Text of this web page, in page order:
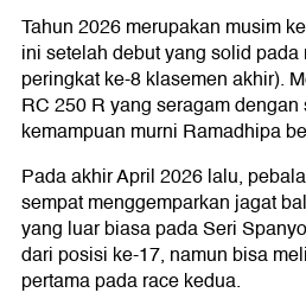
Tahun 2026 merupakan musim
ini setelah debut yang solid
peringkat ke-8 klasemen akhir).
RC 250 R yang seragam
kemampuan murni Ramadhipa
Pada akhir April 2026 lalu,
sempat menggemparkan jagat
yang luar biasa pada Seri
dari posisi ke-17, namun bisa
pertama pada race kedua.